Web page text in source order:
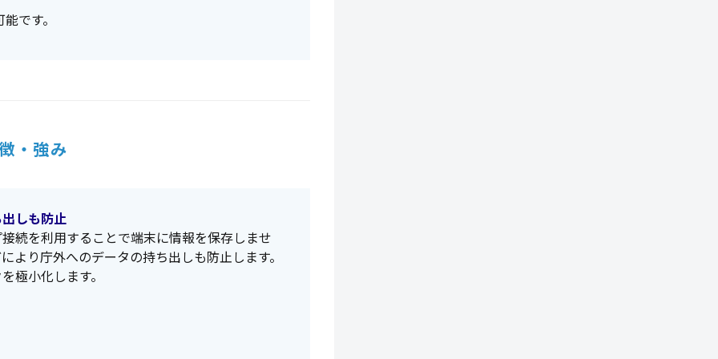
です。
・強み
しも防止
続を利用することで端末に情報を保存しませ
より庁外へのデータの持ち出しも防止します。
極小化します。